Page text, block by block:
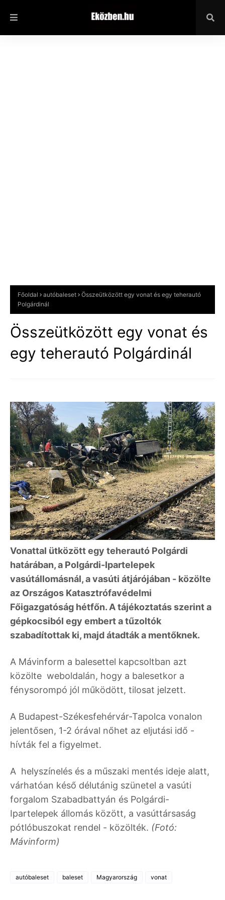
Főoldal autóbaleset
Összeütközött egy vonat és egy teherautó
Polgárdinál
Összeütközött egy vonat és
egy teherautó Polgárdinál
Vonattal ütközött egy teherautó Polgárdi
határában, a Polgárdi-Ipartelepek
vasútállomásnál, a vasúti átjárójában - közölte
az Országos Katasztrófavédelmi
Főigazgatóság hétfőn. A tájékoztatás szerint a
gépkocsiból egy embert a tűzoltók
szabadítottak ki, majd átadták a mentőknek.
A Mávinform a balesettel kapcsoltban azt
közölte weboldalán, hogy a balesetkor a
fénysorompó jól működött, tilosat jelzett.
A Budapest-Székesfehérvár-Tapolca vonalon
jelentősen, 1-2 órával nőhet az eljutási idő -
hívták fel a figyelmet.
A helyszínelés és a műszaki mentés ideje alatt,
várhatóan késő délutánig szünetel a vasúti
forgalom Szabadbattyán és Polgárdi-
Ipartelepek állomás között, a vasúttársaság
pótlóbuszokat rendel - közölték. (Fotó:
Mávinform)
autóbaleset baleset Magyarország vonat